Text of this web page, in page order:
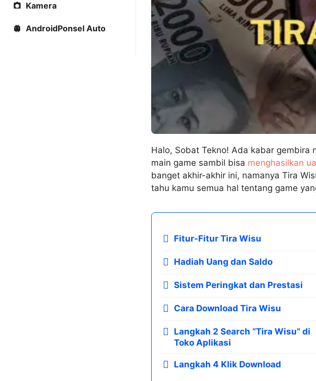
Halo, Sobat Tekno! Ada kabar gembira
main game sambil bisa menghasilkan
banget akhir-akhir ini, namanya Tira
tahu kamu semua hal tentang game
Fitur-Fitur Tira Wisu
Hadiah Uang dan Saldo
Sistem Peringkat dan Prestasi
Cara Download Tira Wisu
Langkah 2 Search “Tira Wisu” di
Toko Aplikasi
Langkah 4 Klik Download
Kamera
AndroidPonsel Auto